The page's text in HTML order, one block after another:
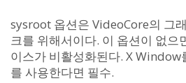
sysroot 옵션은 VideoCore의 그
크를 위해서이다. 이 옵션이 없으
이스가 비활성화된다. X
를 사용한다면 필수.